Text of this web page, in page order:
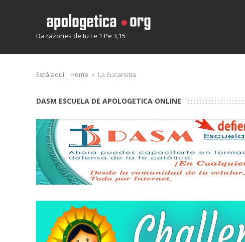
Da razones de tu Fe 1 Pe 3,15
Está aquí: Home La Eucaristia
DASM ESCUELA DE APOLOGETICA ONLINE